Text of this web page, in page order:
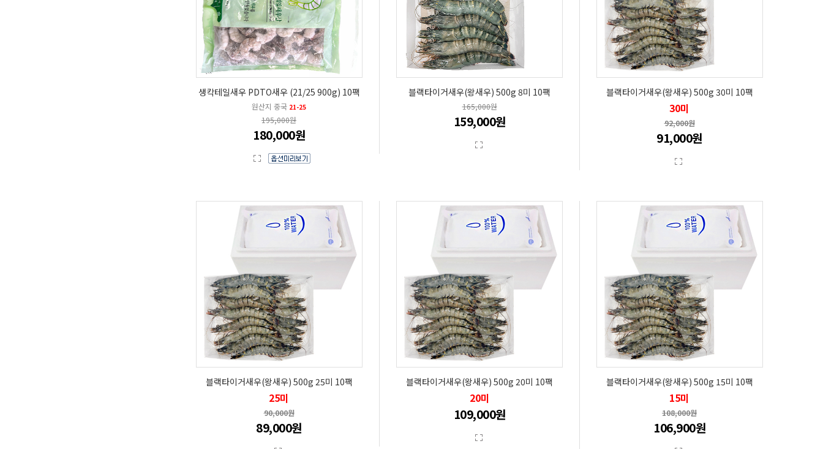
생칵테일새우 PDTO새우 (21/25 900g) 10팩
원산지 중국 21-25
195,000원
180,000원
블랙타이거새우(왕새우) 500g 8미 10팩
165,000원
159,000원
블랙타이거새우(왕새우) 500g 30미 10팩
30미
92,000원
91,000원
블랙타이거새우(왕새우) 500g 25미 10팩
25미
90,000원
89,000원
블랙타이거새우(왕새우) 500g 20미 10팩
20미
109,000원
블랙타이거새우(왕새우) 500g 15미 10팩
15미
108,000원
106,900원